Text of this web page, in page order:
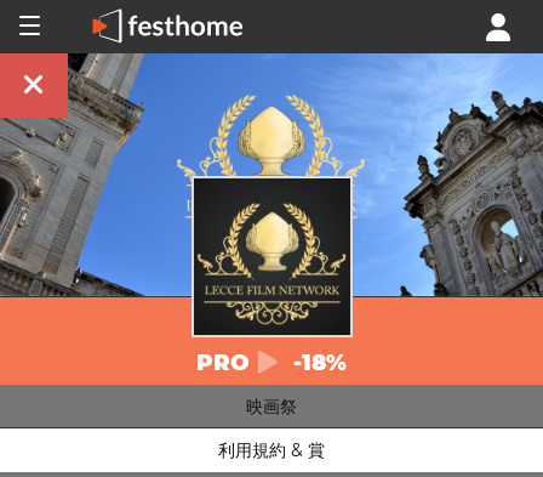
PRO -18%
映画祭
利用規約 & 賞